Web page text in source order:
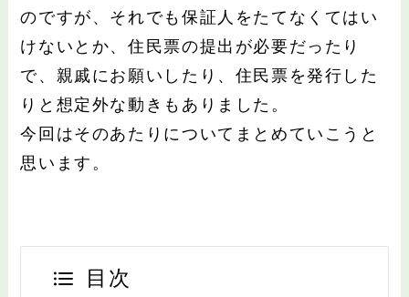
のですが、それでも保証人をたてなくてはい
けないとか、住民票の提出が必要だったり
で、親戚にお願いしたり、住民票を発行した
りと想定外な動きもありました。
今回はそのあたりについてまとめていこうと
思います。
目次